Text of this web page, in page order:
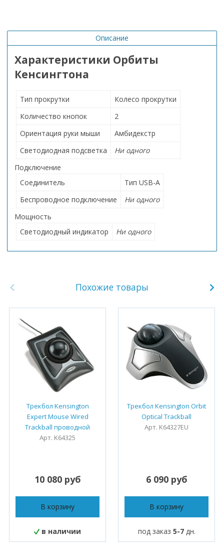
Описание
Характеристики Орбиты
Кенсингтона
Тип прокрутки
Колесо прокрутки
Количество кнопок
2
Ориентация руки мыши
Амбидекстр
Светодиодная подсветка
Ни одного
Подключение
Соединитель
Тип USB-A
Беспроводное подключение
Ни одного
Мощность
Светодиодный индикатор
Ни одного
Похожие товары
Трекбол Kensington
Expert Mouse Wired
Trackball проводной
Арт. K64325
10 080 руб
В корзину
в наличии
Трекбол Kensington Orbit
Optical Trackball
Арт. K64327EU
6 090 руб
В корзину
под заказ 5-7дн.